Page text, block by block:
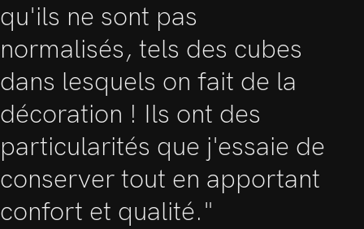
qu'ils ne sont pas
normalisés, tels des cubes
dans lesquels on fait de la
décoration ! Ils ont des
particularités que j'essaie de
conserver tout en apportant
confort et qualité."